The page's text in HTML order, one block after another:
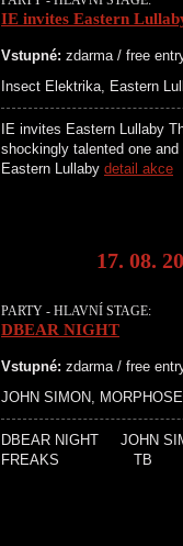
IE invites Eastern
Vstupné: zdarma / free
Insect Elektrika, Eastern
IE invites Eastern Lullaby
shockingly talented
Eastern Lullaby detail akce
17. 08.
PARTY - HLAVNÍ STAGE:
DBEAR NIGHT
Vstupné: zdarma / free
JOHN SIMON,
DBEAR NIGHT
FREAKS TB